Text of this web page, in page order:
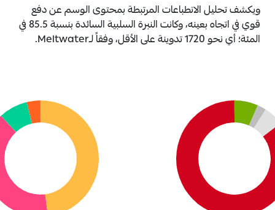
ويكشف تحليل الانطباعات المرتبطة بمحتوى الوسم عن دفع
قوي في اتجاه بعينه، وكانت النبرة السلبية السائدة بنسبة 85.5 في
المئة؛ أي نحو 1720 تدوينة على الأقل، وفقاً لـMeltwater.